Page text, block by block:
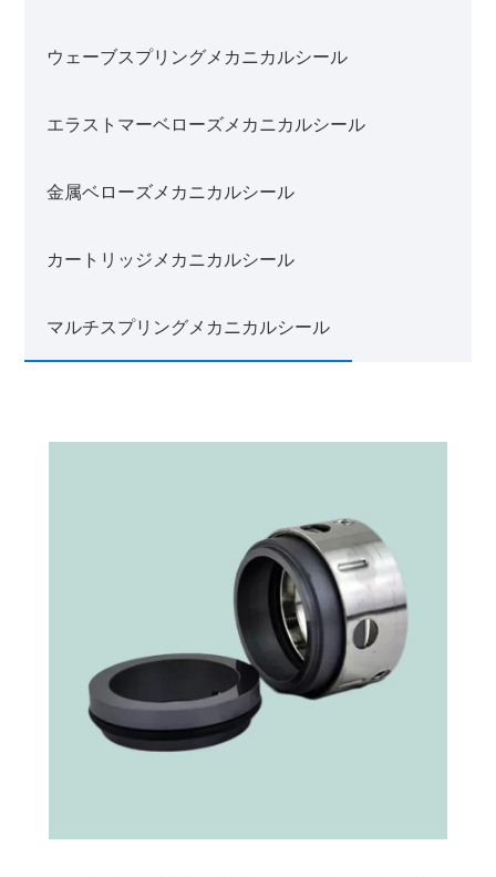
ウェーブスプリングメカニカルシール
エラストマーベローズメカニカルシール
金属ベローズメカニカルシール
カートリッジメカニカルシール
マルチスプリングメカニカルシール